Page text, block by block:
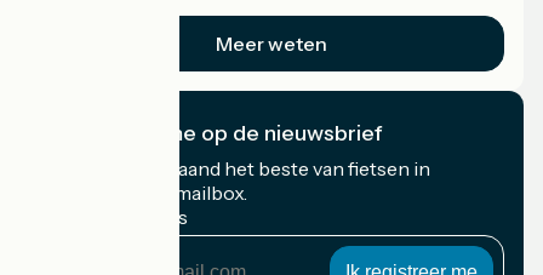
Meer weten
Ik abonneer me op de nieuwsbrief
Ontvang elke maand het beste van fietsen in
Frankrijk in uw mailbox.
Mijn e-mailadres